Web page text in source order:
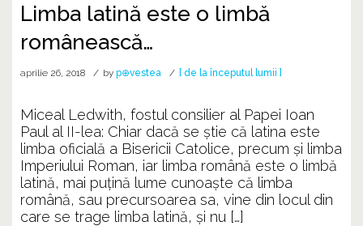
Limba latină este o limbă
românească…
aprilie 26, 2018 by p⊕vestea [ de la începutul lumii ]
Miceal Ledwith, fostul consilier al Papei Ioan
Paul al II-lea: Chiar dacă se știe că latina este
limba oficială a Bisericii Catolice, precum și limba
Imperiului Roman, iar limba română este o limbă
latină, mai puțină lume cunoaște că limba
română, sau precursoarea sa, vine din locul din
care se trage limba latină, și nu […]